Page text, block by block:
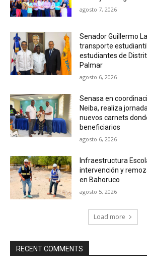
agosto 7, 2026
Senador Guillermo
transporte
estudiantes de
Palmar
agosto 6, 2026
Senasa en
Neiba, realiza
nuevos carnets
beneficiarios
agosto 6, 2026
Infraestructura
intervención y
en Bahoruco
agosto 5, 2026
Load more
RECENT COMMENTS